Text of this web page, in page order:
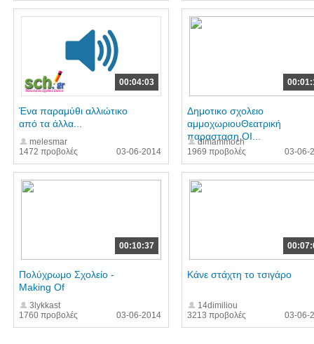
00:04:03
1472 προβολές
Ένα παραμύθι αλλιώτικο
από τα άλλα...
melesmar
03-06-2014
1969 προβολές
Δημοτικο σχολειο
αμμοχωριουΘεατρική
παρασταση ΟΙ...
dimammoch
03-06-
00:10:37
1760 προβολές
Πολύχρωμο Σχολείο -
Making Of
3lykkast
03-06-2014
3213 προβολές
Κάνε στάχτη το τσιγάρο
14dimiliou
03-06-